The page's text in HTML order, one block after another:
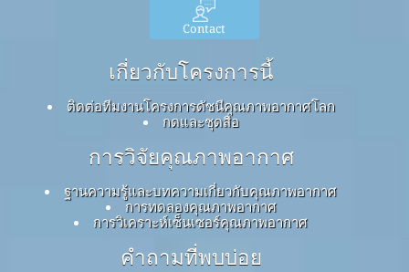
Contact
เกี่ยวกับโครงการนี้
ติดต่อทีมงานโครงการดัชนีคุณภาพอากาศโลก
กดและชุดสื่อ
การวิจัยคุณภาพอากาศ
ฐานความรู้และบทความเกี่ยวกับคุณภาพอากาศ
การทดลองคุณภาพอากาศ
การวิเคราะห์เซ็นเซอร์คุณภาพอากาศ
คำถามที่พบบ่อย